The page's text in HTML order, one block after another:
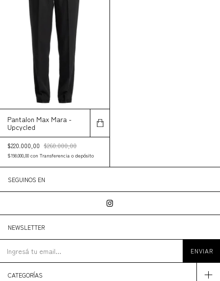
Pantalon Max Mara -
Upcycled
$220.000,00 $260.000,00
$198.000,00 con Transferencia o depósito
SEGUINOS EN
NEWSLETTER
CATEGORÍAS